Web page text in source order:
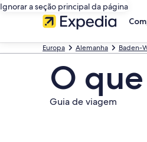
Ignorar a seção principal da página
Europa Alemanha Baden-
O
Guia de viagem